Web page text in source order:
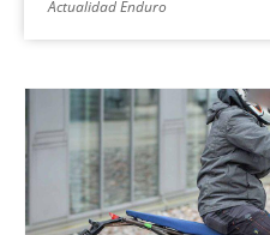
Actualidad Enduro